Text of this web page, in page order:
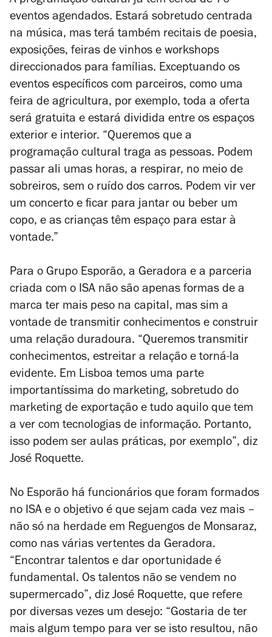
eventos agendados. Estará sobretudo centrada
na música, mas terá também recitais de poesia,
exposições, feiras de vinhos e workshops
direccionados para famílias. Exceptuando os
eventos específicos com parceiros, como uma
feira de agricultura, por exemplo, toda a oferta
será gratuita e estará dividida entre os espaços
exterior e interior. “Queremos que a
programação cultural traga as pessoas. Podem
passar ali umas horas, a respirar, no meio de
sobreiros, sem o ruído dos carros. Podem vir ver
um concerto e ficar para jantar ou beber um
copo, e as crianças têm espaço para estar à
vontade.”
Para o Grupo Esporão, a Geradora e a parceria
criada com o ISA não são apenas formas de a
marca ter mais peso na capital, mas sim a
vontade de transmitir conhecimentos e construir
uma relação duradoura. “Queremos transmitir
conhecimentos, estreitar a relação e torná-la
evidente. Em Lisboa temos uma parte
importantíssima do marketing, sobretudo do
marketing de exportação e tudo aquilo que tem
a ver com tecnologias de informação. Portanto,
isso podem ser aulas práticas, por exemplo”, diz
José Roquette.
No Esporão há funcionários que foram formados
no ISA e o objetivo é que sejam cada vez mais –
não só na herdade em Reguengos de Monsaraz,
como nas várias vertentes da Geradora.
“Encontrar talentos e dar oportunidade é
fundamental. Os talentos não se vendem no
supermercado”, diz José Roquette, que refere
por diversas vezes um desejo: “Gostaria de ter
mais algum tempo para ver se isto resultou, não